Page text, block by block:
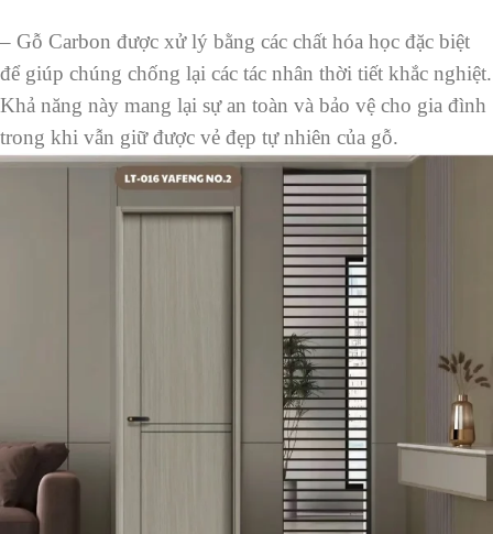
– Gỗ Carbon được xử lý bằng các chất hóa học đặc biệt
để giúp chúng chống lại các tác nhân thời tiết khắc nghiệt.
Khả năng này mang lại sự an toàn và bảo vệ cho gia đình
trong khi vẫn giữ được vẻ đẹp tự nhiên của gỗ.